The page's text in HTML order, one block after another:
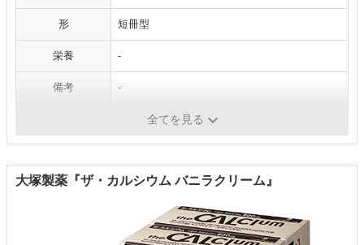
形 短冊型
栄養 -
備考 -
全てを見る
大塚製薬『ザ・カルシウム バニラクリーム』